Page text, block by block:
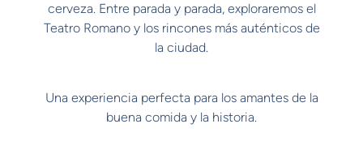
cerveza. Entre parada y parada, exploraremos el
Teatro Romano y los rincones más auténticos de
la ciudad.
Una experiencia perfecta para los amantes de la
buena comida y la historia.